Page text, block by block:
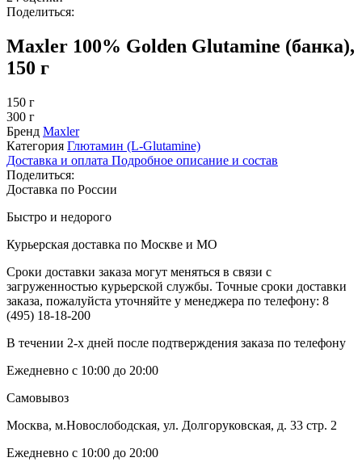
Поделиться:
Maxler 100% Golden Glutamine (банка),
150 г
150 г
300 г
Бренд Maxler
Категория Глютамин (L-Glutamine)
Доставка и оплата Подробное описание и состав
Поделиться:
Доставка по России
Быстро и недорого
Курьерская доставка по Москве и МО
Сроки доставки заказа могут меняться в связи с
загруженностью курьерской службы. Точные сроки доставки
заказа, пожалуйста уточняйте у менеджера по телефону: 8
(495) 18-18-200
В течении 2-х дней после подтверждения заказа по телефону
Ежедневно с 10:00 до 20:00
Самовывоз
Москва, м.Новослободская, ул. Долгоруковская, д. 33 стр. 2
Ежедневно с 10:00 до 20:00